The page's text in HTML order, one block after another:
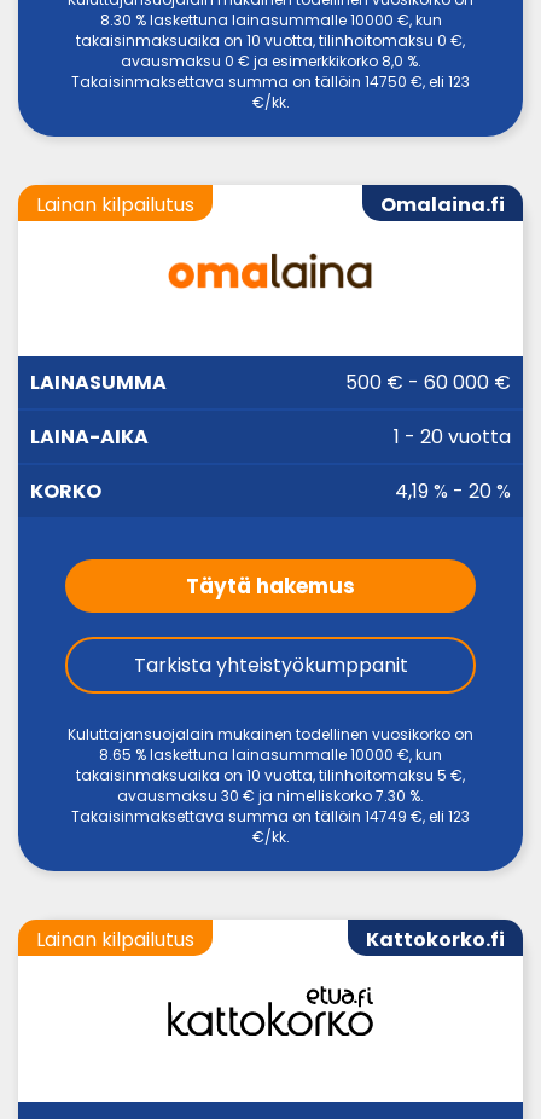
8.30 % laskettuna lainasummalle 10000 €, kun
takaisinmaksuaika on 10 vuotta, tilinhoitomaksu 0 €,
avausmaksu 0 € ja esimerkkikorko 8,0 %.
Takaisinmaksettava summa on tällöin 14750 €, eli 123
€/kk.
Omalaina.fi
Lainan kilpailutus
LAINASUMMA KORKO500 € - 60 000 €
1 - 20 vuotta
4,19 % - 20 %
Täytä hakemus
Tarkista yhteistyökumppanit
Kuluttajansuojalain mukainen todellinen vuosikorko on
8.65 % laskettuna lainasummalle 10000 €, kun
takaisinmaksuaika on 10 vuotta, tilinhoitomaksu 5 €,
avausmaksu 30 € ja nimelliskorko 7.30 %.
Takaisinmaksettava summa on tällöin 14749 €, eli 123
€/kk.
Kattokorko.fi
Lainan kilpailutus